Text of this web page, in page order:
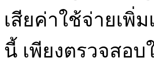
เสียค่าใช้จ่ายเพิ่
นี้ เพียงตรวจสอ